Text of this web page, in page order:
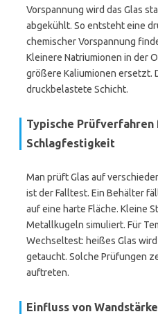
Vorspannung wird das Glas
abgekühlt. So entsteht eine
chemischer Vorspannung
Kleinere Natriumionen in der
größere Kaliumionen ersetzt.
druckbelastete Schicht.
Typische Prüfverfahren
Schlagfestigkeit
Man prüft Glas auf
ist der Falltest. Ein Behälter
auf eine harte Fläche. Kleine
Metallkugeln simuliert. Für
Wechseltest: heißes Glas
getaucht. Solche Prüfungen
auftreten.
Einfluss von